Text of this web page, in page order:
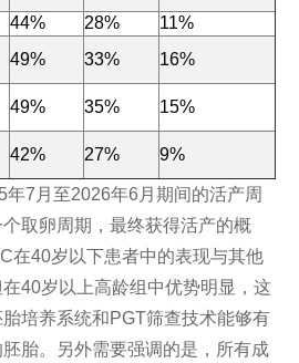
44% 28%
11%
49% 33%
16%
49% 35%
15%
42% 27% 9%
年7月至2026年6月期间的活产周
取卵周期，最终获得活产的概
在40岁以下患者中的表现与其他
40岁以上高龄组中优势明显，这
培养系统和PGT筛查技术能够有
胎。另外需要强调的是，所有成